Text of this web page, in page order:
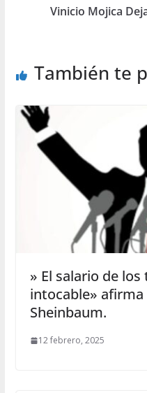
Vinicio Mojica
También te
» El salario de
intocable»
Sheinbaum.
12 febrero, 2025